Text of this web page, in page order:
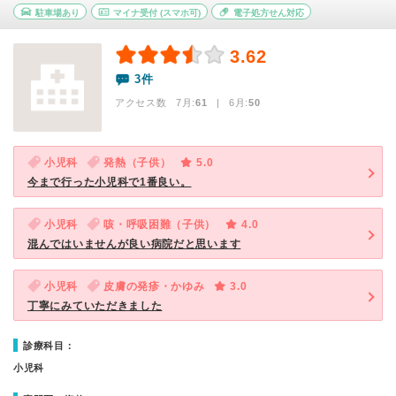
駐車場あり マイナ受付(スマホ可) 電子処方せん対応
3.62
3件
アクセス数 7月:61 | 6月:50
小児科 発熱（子供）
5.0
今まで行った小児科で1番良い。
小児科 咳・呼吸困難（子供）
4.0
混んではいませんが良い病院だと思います
小児科 皮膚の発疹・かゆみ
3.0
丁寧にみていただきました
診療科目：
小児科